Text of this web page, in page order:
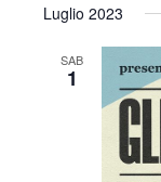
Luglio 2023
SAB
1